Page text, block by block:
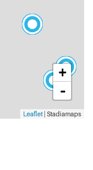
+
-
Leaflet | Stadiamaps